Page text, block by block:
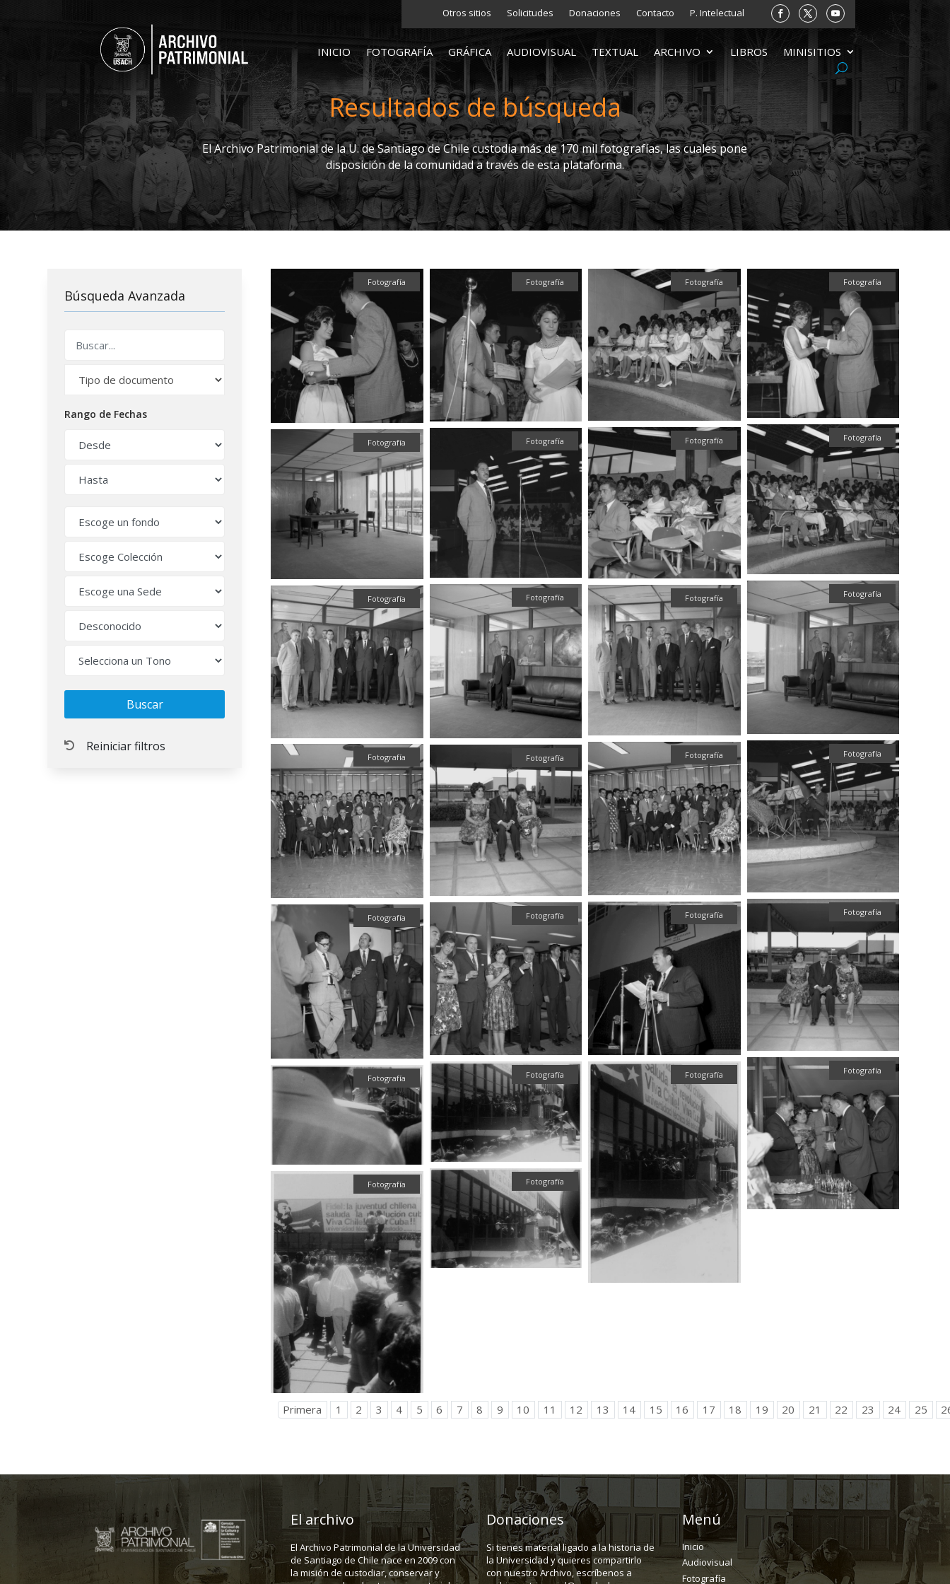
Otros sitios Solicitudes Donaciones Contacto P. Intelectual
INICIO FOTOGRAFÍA GRÁFICA AUDIOVISUAL TEXTUAL ARCHIVO LIBROS MINISITIOS
Resultados de búsqueda
El Archivo Patrimonial de la U. de Santiago de Chile custodia más de 170 mil fotografías, las cuales pone
disposición de la comunidad a través de esta plataforma.
Búsqueda Avanzada
Rango de Fechas
Fotografía Fotografía Fotografía Fotografía
Fotografía
Fotografía
Fotografía
Fotografía
Fotografía
Fotografía Fotografía
Fotografía
Fotografía
Fotografía
Fotografía Fotografía
Fotografía
Fotografía
Fotografía
Fotografía
Fotografía
Fotografía
Fotografía
Fotografía
Fotografía
Fotografía
Primera 1 2 3 4 5 6 7 8 9 10 11 12 13 14 15 16 17 18 19 20 21 22 23 24 25
El archivo
El Archivo Patrimonial de la Universidad
de Santiago de Chile nace en 2009 con
la misión de custodiar, conservar y
Donaciones
Si tienes material ligado a la historia de
la Universidad y quieres compartirlo
con nuestro Archivo, escríbenos a
Menú
Inicio
Audiovisual
Fotografía